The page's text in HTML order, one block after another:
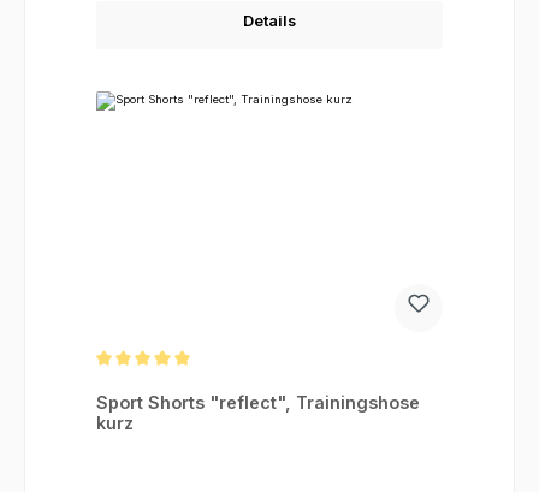
Details
Sport Shorts "reflect", Trainingshose
kurz